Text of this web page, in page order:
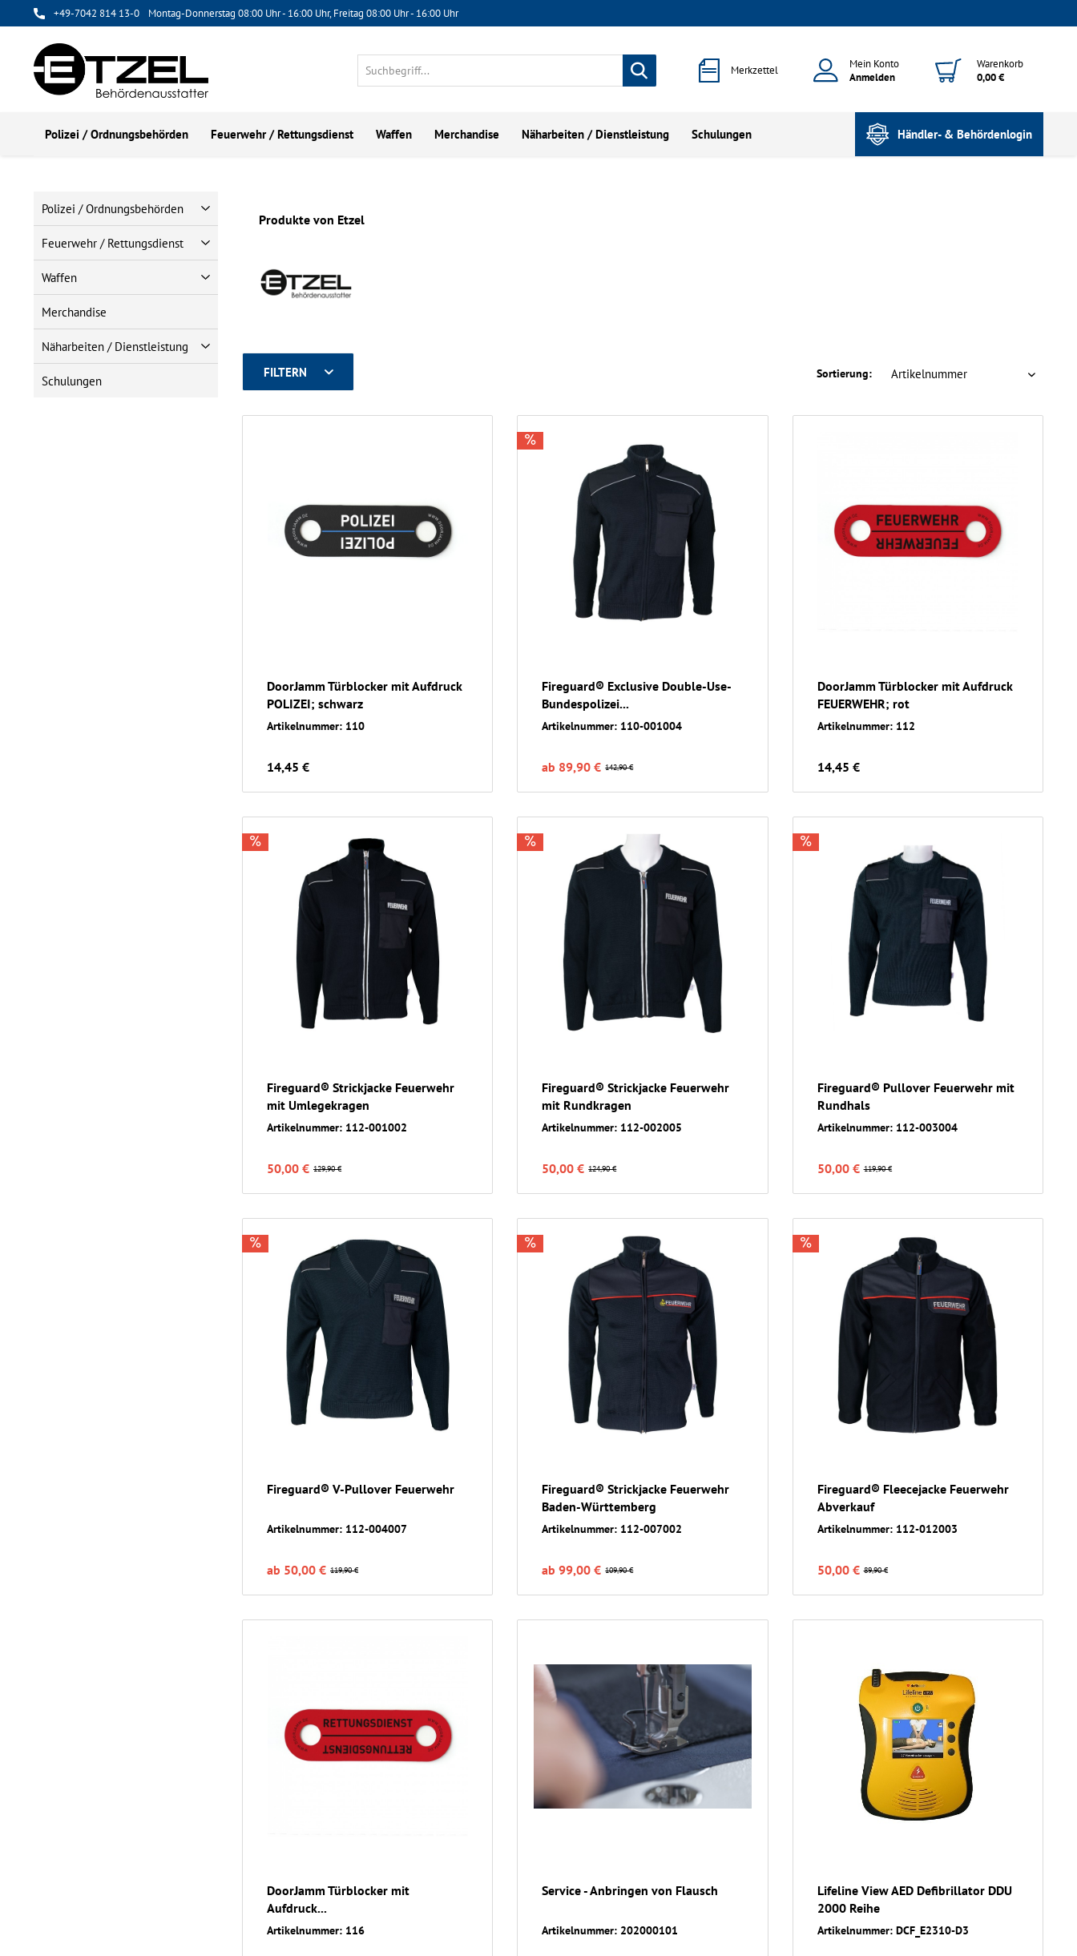
+49-7042 814 13-0 Montag-Donnerstag 08:00 Uhr - 16:00 Uhr, Freitag 08:00 Uhr - 16:00 Uhr
Merkzettel
Mein Konto
Anmelden
Warenkorb
0,00 €
Polizei / Ordnungsbehörden Feuerwehr / Rettungsdienst Waffen Merchandise Näharbeiten / Dienstleistung Schulungen Händler- & Behördenlogin
Polizei / Ordnungsbehörden
Feuerwehr / Rettungsdienst
Waffen
Merchandise
Näharbeiten / Dienstleistung
Schulungen
Produkte von Etzel
FILTERN Sortierung:
DoorJamm Türblocker mit Aufdruck
POLIZEI; schwarz
Artikelnummer: 110
14,45 €
Fireguard® Exclusive Double-Use-
Bundespolizei...
Artikelnummer: 110-001004
142,90 €
ab 89,90 €
DoorJamm Türblocker mit Aufdruck
FEUERWEHR; rot
Artikelnummer: 112
14,45 €
Fireguard® Strickjacke Feuerwehr
mit Umlegekragen
Artikelnummer: 112-001002
129,90 €
50,00 €
Fireguard® Strickjacke Feuerwehr
mit Rundkragen
Artikelnummer: 112-002005
124,90 €
50,00 €
Fireguard® Pullover Feuerwehr mit
Rundhals
Artikelnummer: 112-003004
119,90 €
50,00 €
Fireguard® V-Pullover Feuerwehr
Artikelnummer: 112-004007
119,90 €
ab 50,00 €
Fireguard® Strickjacke Feuerwehr
Baden-Württemberg
Artikelnummer: 112-007002
109,90 €
ab 99,00 €
Fireguard® Fleecejacke Feuerwehr
Abverkauf
Artikelnummer: 112-012003
89,90 €
50,00 €
DoorJamm Türblocker mit
Aufdruck...
Artikelnummer: 116
Service - Anbringen von Flausch
Artikelnummer: 202000101
Lifeline View AED Defibrillator DDU
2000 Reihe
Artikelnummer: DCF_E2310-D3